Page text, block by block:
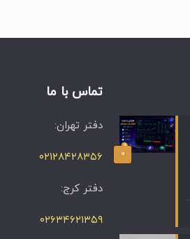
۰
تماس با ما
دفتر تهران:
۰۲۱۲۸۴۲۸۳۵۶
دفتر کرج:
۰۲۶۳۴۶۲۱۳۵۹